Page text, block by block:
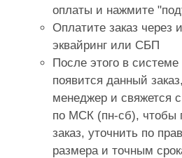
оплаты и нажмите
Оплатите заказ через
эквайринг или СБП
После этого в системе
появится данный
менеджер и свяжется
по МСК (пн-сб), чтобы
заказ, уточнить по
размера и точным